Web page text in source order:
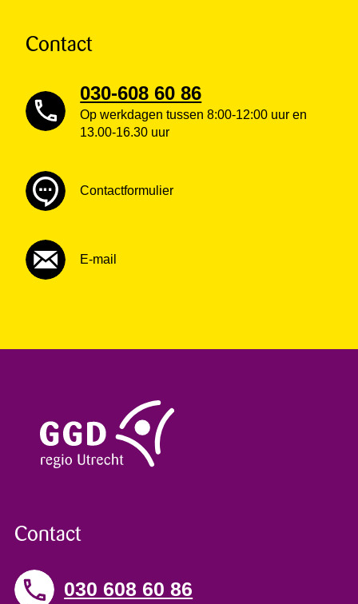
Contact
030-608 60 86
Op werkdagen tussen 8:00-12:00 uur en
13.00-16.30 uur
Contactformulier
E-mail
Contact
030 608 60 86